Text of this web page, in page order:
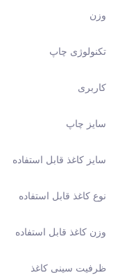
وزن
تکنولوژی چاپ
کاربری
سایز چاپ
سایز کاغذ قابل استفاده
نوع کاغذ قابل استفاده
وزن کاغذ قابل استفاده
ظرفیت سینی کاغذ